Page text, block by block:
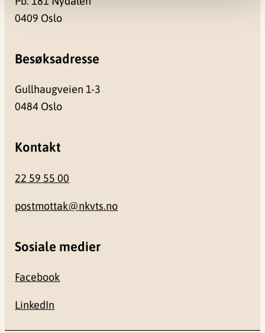
0409 Oslo
Besøksadresse
Gullhaugveien 1-3
0484 Oslo
Kontakt
22 59 55 00
postmottak@nkvts.no
Sosiale medier
Facebook
LinkedIn